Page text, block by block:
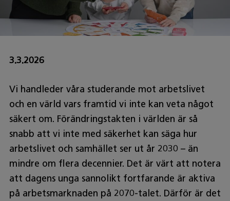
3.3.2026
Vi handleder våra studerande mot arbetslivet
och en värld vars framtid vi inte kan veta något
säkert om. Förändringstakten i världen är så
snabb att vi inte med säkerhet kan säga hur
arbetslivet och samhället ser ut år 2030 – än
mindre om flera decennier. Det är värt att notera
att dagens unga sannolikt fortfarande är aktiva
på arbetsmarknaden på 2070-talet. Därför är det